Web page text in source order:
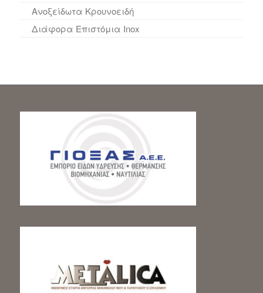
Ανοξείδωτα Kρουνοειδή
Διάφορα Επιστόμια Inox